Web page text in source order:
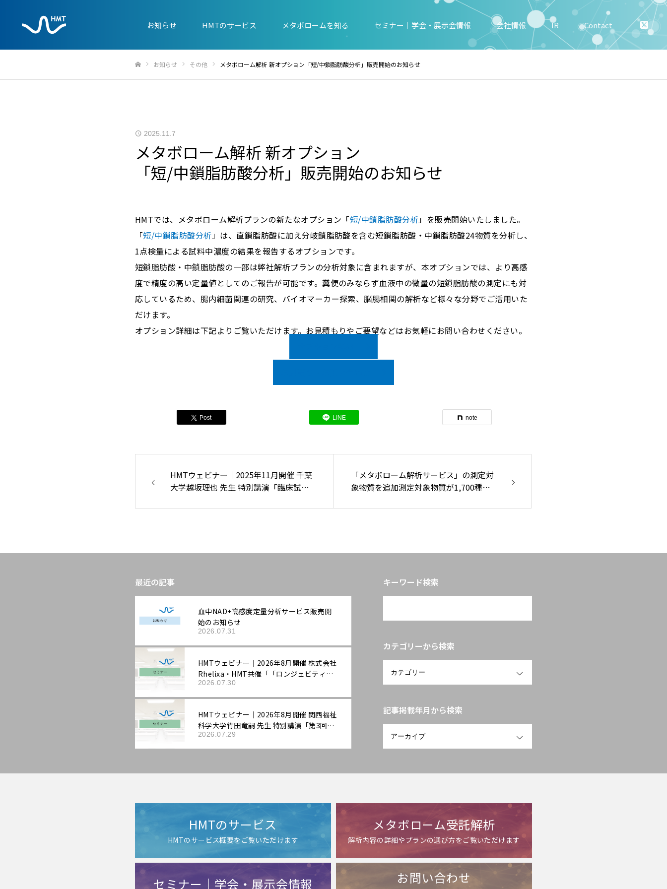
お知らせ HMTのサービス メタボロームを知る セミナー｜学会・展示会情報 会社情報 IR Contact
お知らせ その他 メタボローム解析 新オプション「短/中鎖脂肪酸分析」販売開始のお知らせ
2025.11.7
メタボローム解析 新オプション
「短/中鎖脂肪酸分析」販売開始のお知らせ
HMTでは、メタボローム解析プランの新たなオプション「短/中鎖脂肪酸分析」を販売開始いたしました。
「短/中鎖脂肪酸分析」は、直鎖脂肪酸に加え分岐鎖脂肪酸を含む短鎖脂肪酸・中鎖脂肪酸24物質を分析し、
1点検量による試料中濃度の結果を報告するオプションです。
短鎖脂肪酸・中鎖脂肪酸の一部は弊社解析プランの分析対象に含まれますが、本オプションでは、より高感
度で精度の高い定量値としてのご報告が可能です。糞便のみならず血液中の微量の短鎖脂肪酸の測定にも対
応しているため、腸内細菌関連の研究、バイオマーカー探索、脳腸相関の解析など様々な分野でご活用いた
だけます。
オプション詳細は下記よりご覧いただけます。お見積もりやご要望などはお気軽にお問い合わせください。
Post LINE note
HMTウェビナー｜2025年11月開催 千葉
大学越坂理也 先生 特別講演「臨床試験
解析– 2型糖尿病から希少疾患ウェルナ
「メタボローム解析サービス」の測定対
象物質を追加測定対象物質が1,700種以
最近の記事
血中NAD+高感度定量分析サービス販売開
始のお知らせ
2026.07.31
HMTウェビナー｜2026年8月開催 株式会社
Rhelixa・HMT共催「「ロンジェビティ」
を科学する：最先端の抗老化評価戦略」
2026.07.30
HMTウェビナー｜2026年8月開催 関西福祉
科学大学竹田竜嗣 先生 特別講演「第3回機
能性表示ラボ：ロンジェビティ市場の最新
動向と「機能性表示食品」の評価戦略――拡大
2026.07.29
キーワード検索
カテゴリーから検索
記事掲載年月から検索
HMTのサービス
HMTのサービス概要をご覧いただけます
メタボローム受託解析
解析内容の詳細やプランの選び方をご覧いただけます
セミナー｜学会・展示会情報 お問い合わせ